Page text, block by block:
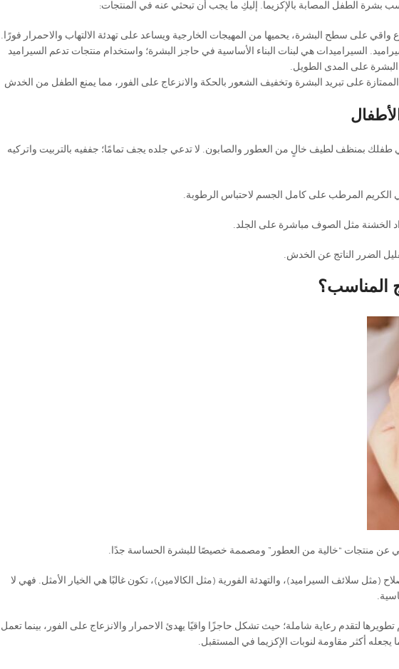
الطفل المصابة بالإكزيما. إليكِ ما يجب أن تبحثي عنه في المنتجات:
واقي على سطح البشرة، يحميها من المهيجات الخارجية ويساعد على تهدئة الالتهاب والاحمرار فورًا.
السيراميدات هي لبنات البناء الأساسية في حاجز البشرة؛ واستخدام منتجات تدعم السيراميد
على المدى الطويل.
على تبريد البشرة وتخفيف الشعور بالحكة والانزعاج على الفور، مما يمنع الطفل من الخدش
بمنظف لطيف خالٍ من العطور والصابون. لا تدعي جلده يجف تمامًا؛ جففيه بالتربيت واتركيه
الضرر الناتج عن الخدش.
المناسب؟
عن منتجات “خالية من العطور” ومصممة خصيصًا للبشرة الحساسة جدًا.
(مثل سلائف السيراميد)، والتهدئة الفورية (مثل الكالامين)، تكون غالبًا هي الخيار الأمثل. فهي لا
تطويرها لتقدم رعاية شاملة؛ حيث تشكل حاجزًا واقيًا يهدئ الاحمرار والانزعاج على الفور، بينما تعمل
أكثر مقاومة لنوبات الإكزيما في المستقبل.